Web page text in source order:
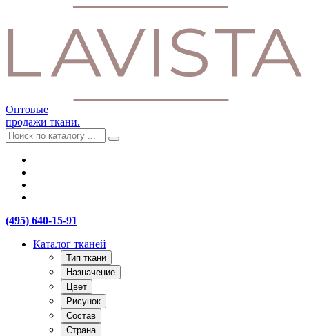
Оптовые
продажи ткани.
(495) 640-15-91
Каталог тканей
Тип ткани
Назначение
Цвет
Рисунок
Состав
Страна